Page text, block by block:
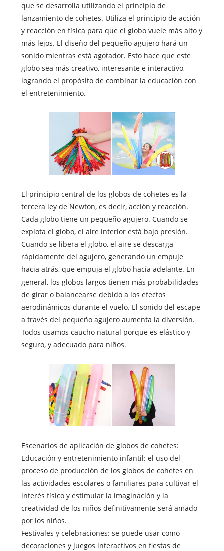
que se desarrolla utilizando el principio de
lanzamiento de cohetes. Utiliza el principio de acción
y reacción en física para que el globo vuele más alto y
más lejos. El diseño del pequeño agujero hará un
sonido mientras está agotador. Esto hace que este
globo sea más creativo, interesante e interactivo,
logrando el propósito de combinar la educación con
el entretenimiento.
El principio central de los globos de cohetes es la
tercera ley de Newton, es decir, acción y reacción.
Cada globo tiene un pequeño agujero. Cuando se
explota el globo, el aire interior está bajo presión.
Cuando se libera el globo, el aire se descarga
rápidamente del agujero, generando un empuje
hacia atrás, que empuja el globo hacia adelante. En
general, los globos largos tienen más probabilidades
de girar o balancearse debido a los efectos
aerodinámicos durante el vuelo. El sonido del escape
a través del pequeño agujero aumenta la diversión.
Todos usamos caucho natural porque es elástico y
seguro, y adecuado para niños.
Escenarios de aplicación de globos de cohetes:
Educación y entretenimiento infantil: el uso del
proceso de producción de los globos de cohetes en
las actividades escolares o familiares para cultivar el
interés físico y estimular la imaginación y la
creatividad de los niños definitivamente será amado
por los niños.
Festivales y celebraciones: se puede usar como
decoraciones y juegos interactivos en fiestas de